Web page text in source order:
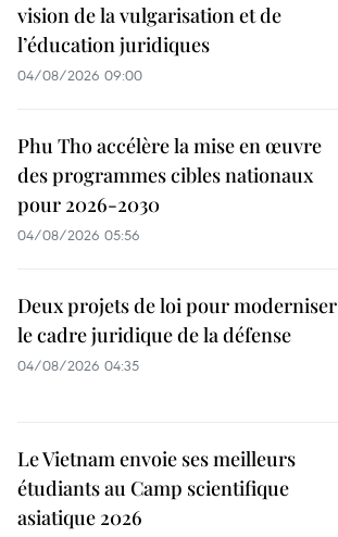
vision de la vulgarisation et de
l’éducation juridiques
04/08/2026 09:00
Phu Tho accélère la mise en œuvre
des programmes cibles nationaux
pour 2026-2030
04/08/2026 05:56
Deux projets de loi pour moderniser
le cadre juridique de la défense
04/08/2026 04:35
Le Vietnam envoie ses meilleurs
étudiants au Camp scientifique
asiatique 2026